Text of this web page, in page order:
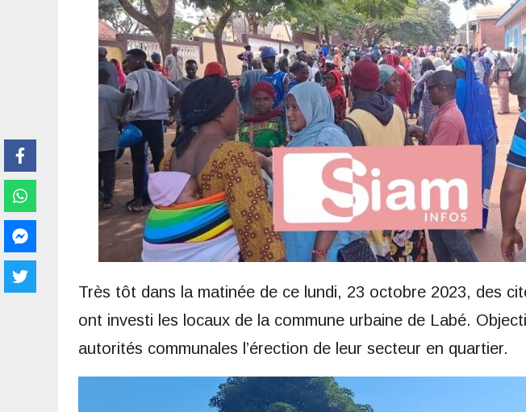
Très tôt dans la matinée de ce lundi, 23 octobre 2023, des
ont investi les locaux de la commune urbaine de Labé.
autorités communales l’érection de leur secteur en quartier.